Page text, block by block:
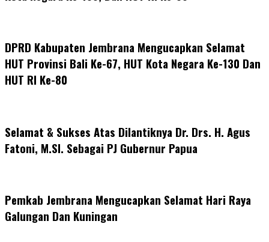
DPRD Kabupaten Jembrana Mengucapkan Selamat
HUT Provinsi Bali Ke-67, HUT Kota Negara Ke-130 Dan
HUT RI Ke-80
Selamat & Sukses Atas Dilantiknya Dr. Drs. H. Agus
Fatoni, M.SI. Sebagai PJ Gubernur Papua
Pemkab Jembrana Mengucapkan Selamat Hari Raya
Galungan Dan Kuningan